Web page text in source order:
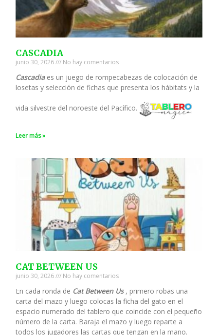
CASCADIA
junio 30, 2026 No hay comentarios
Cascadiaes un juego de rompecabezas de colocación de
losetas y selección de fichas que presenta los hábitats y la
vida silvestre del noroeste del Pacífico.
Leer más »
CAT BETWEEN US
junio 30, 2026 No hay comentarios
En cada ronda de Cat Between Us, primero robas una
carta del mazo y luego colocas la ficha del gato en el
espacio numerado del tablero que coincide con el pequeño
número de la carta. Baraja el mazo y luego reparte a
todos los jugadores las cartas que tengan en la mano.